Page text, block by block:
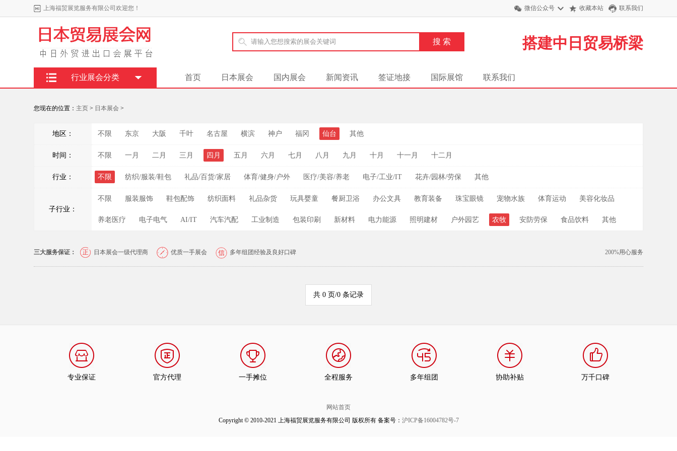
上海福贸展览服务有限公司欢迎您！ 微信公众号 收藏本站 联系我们
搭建中日贸易桥梁
首页 日本展会 国内展会 新闻资讯 签证地接 国际展馆 联系我们
行业展会分类
您现在的位置： 主页 > 日本展会 >
地区： 不限 东京 大阪 千叶 名古屋 横滨 神户 福冈 仙台 其他
时间： 不限 一月 二月 三月 四月 五月 六月 七月 八月 九月 十月 十一月 十二月
行业： 不限 纺织/服装/鞋包 礼品/百货/家居 体育/健身/户外 医疗/美容/养老 电子/工业/IT 花卉/园林/劳保 其他
子行业：
不限 服装服饰 鞋包配饰 纺织面料 礼品杂货 玩具婴童 餐厨卫浴 办公文具 教育装备 珠宝眼镜 宠物水族 体育运动 美容化妆品
养老医疗 电子电气 AI/IT 汽车汽配 工业制造 包装印刷 新材料 电力能源 照明建材 户外园艺 农牧 安防劳保 食品饮料 其他
三大服务保证： 日本展会一级代理商 优质一手展会 多年组团经验及良好口碑 200%用心服务
共 0 页/0 条记录
专业保证 官方代理 一手摊位 全程服务 多年组团 协助补贴 万千口碑
网站首页
Copyright © 2010-2021 上海福贸展览服务有限公司 版权所有 备案号： 沪ICP备16004782号-7